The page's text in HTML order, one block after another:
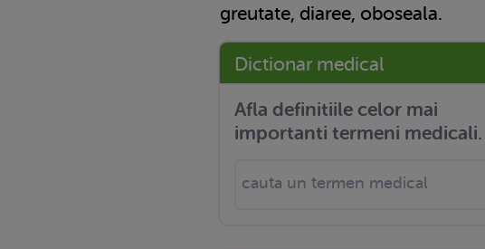
greutate, diaree, oboseala.
Dictionar medical
Afla definitiile celor mai
importanti termeni medicali.